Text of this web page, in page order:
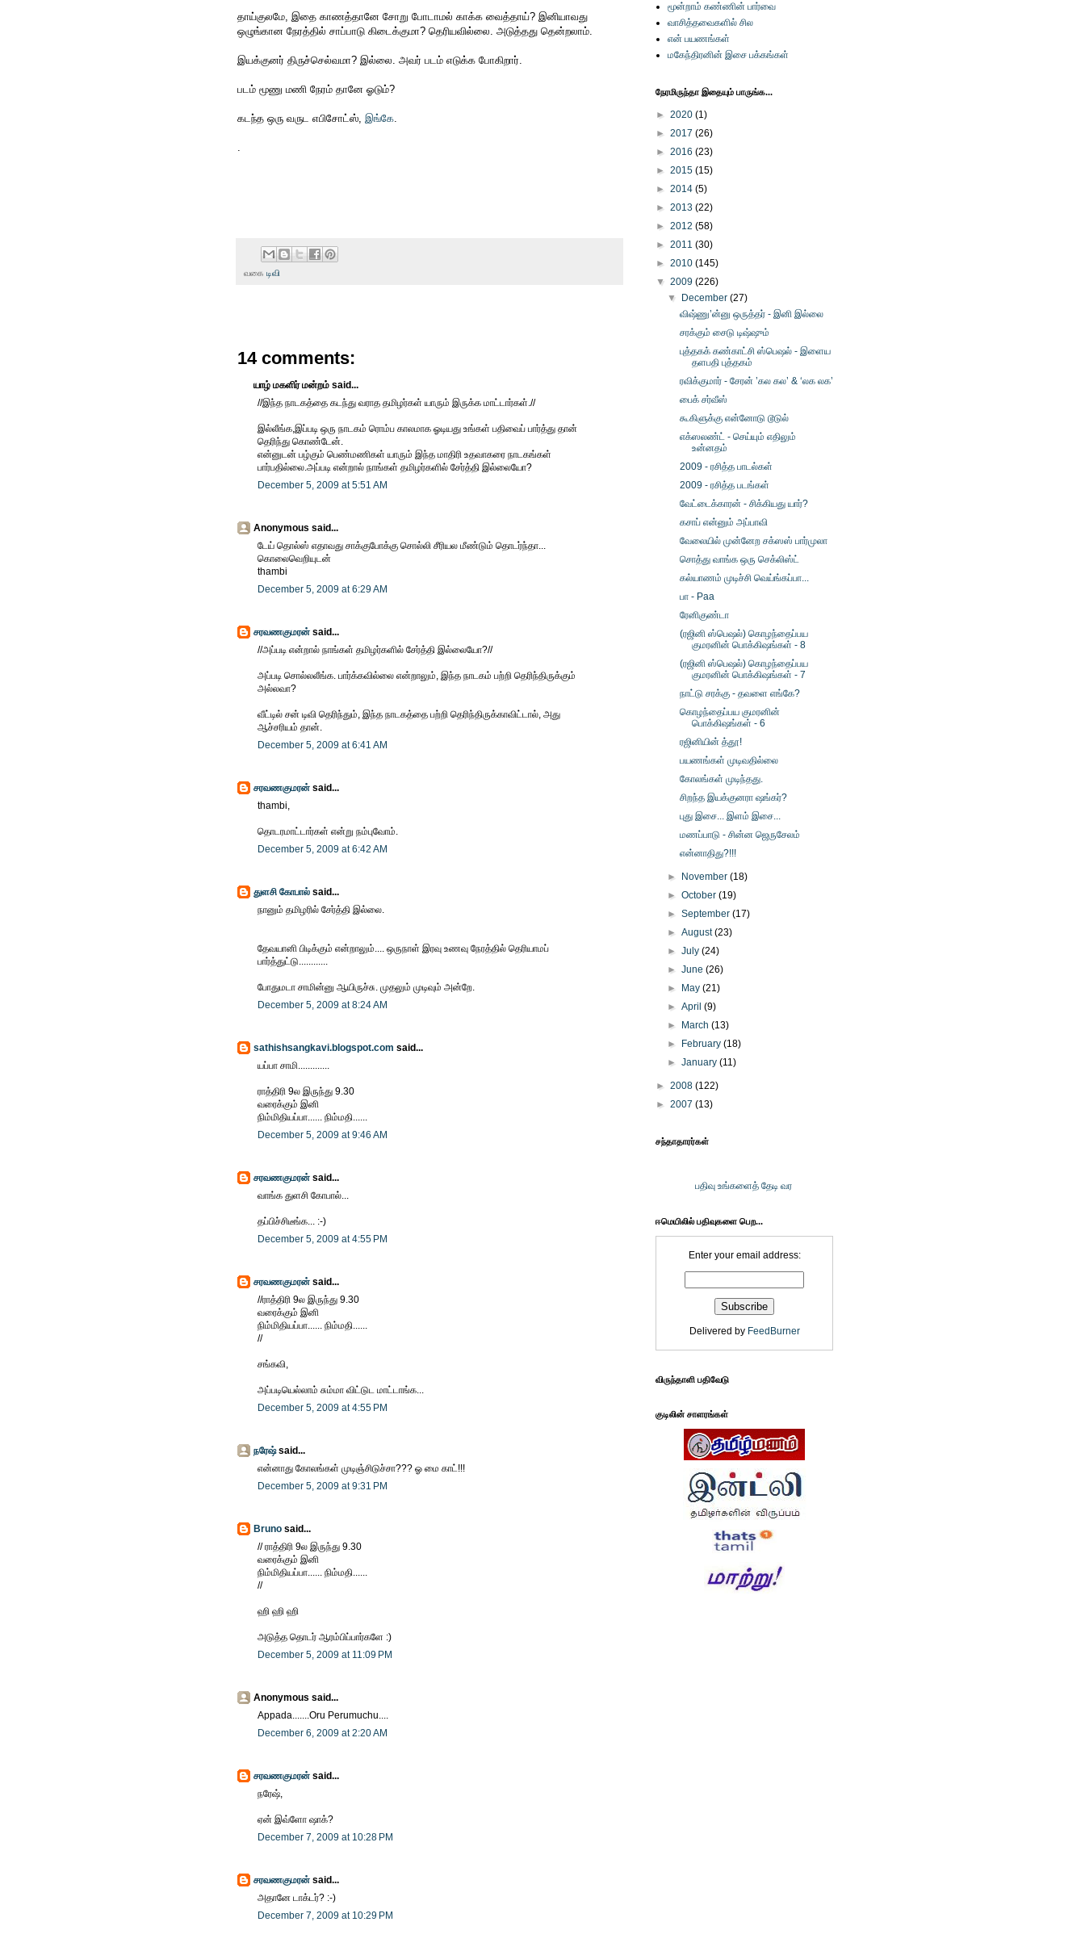
தாய்குலமே, இதை காணத்தானே சோறு போடாமல் காக்க வைத்தாய்? இனியாவது
ஒழுங்கான நேரத்தில் சாப்பாடு கிடைக்குமா? தெரியவில்லை. அடுத்தது தென்றலாம்.
இயக்குனர் திருச்செல்வமா? இல்லை. அவர் படம் எடுக்க போகிறார்.
படம் மூணு மணி நேரம் தானே ஓடும்?
கடந்த ஒரு வருட எபிசோட்ஸ், இங்கே
வகை டிவி
14 comments:
யாழ் மகளிர் மன்றம் said...
//இந்த நாடகத்தை கடந்து வராத தமிழர்கள் யாரும் இருக்க மாட்டார்கள்.//
இல்லீங்க,இப்படி ஒரு நாடகம் ரொம்ப காலமாக ஓடியது உங்கள் பதிவைப் பார்த்து தான்
தெரிந்து கொண்டேன்.
என்னுடன் பழ்கும் பெண்மணிகள் யாரும் இந்த மாதிரி உதவாகரை நாடகங்கள்
பார்பதில்லை.அப்படி என்றால் நாங்கள் தமிழர்களில் சேர்த்தி இல்லையோ?
December 5, 2009 at 5:51 AM
Anonymous said...
டேய் தொல்ஸ் எதாவது சாக்குபோக்கு சொல்லி சீரியல மீண்டும் தொடர்ந்தா...
கொலைவெறியுடன்
thambi
December 5, 2009 at 6:29 AM
சரவணகுமரன் said...
//அப்படி என்றால் நாங்கள் தமிழர்களில் சேர்த்தி இல்லையோ?//
அப்படி சொல்லலீங்க. பார்க்கவில்லை என்றாலும், இந்த நாடகம் பற்றி தெரிந்திருக்கும்
அல்லவா?
வீட்டில் சன் டிவி தெரிந்தும், இந்த நாடகத்தை பற்றி தெரிந்திருக்காவிட்டால், அது
ஆச்சரியம் தான்.
December 5, 2009 at 6:41 AM
சரவணகுமரன் said...
thambi,
தொடரமாட்டார்கள் என்று நம்புவோம்.
December 5, 2009 at 6:42 AM
துளசி கோபால் said...
நானும் தமிழரில் சேர்த்தி இல்லை.
தேவயானி பிடிக்கும் என்றாலும்.... ஒருநாள் இரவு உணவு நேரத்தில் தெரியாமப்
பார்த்துட்டு............
போதுமடா சாமின்னு ஆயிருச்சு. முதலும் முடிவும் அன்றே.
December 5, 2009 at 8:24 AM
sathishsangkavi.blogspot.com said...
யப்பா சாமி.............
ராத்திரி 9ல இருந்து 9.30
வரைக்கும் இனி
நிம்மிதியப்பா...... நிம்மதி......
December 5, 2009 at 9:46 AM
சரவணகுமரன் said...
வாங்க துளசி கோபால்...
தப்பிச்சிடீங்க... :-)
December 5, 2009 at 4:55 PM
சரவணகுமரன் said...
//ராத்திரி 9ல இருந்து 9.30
வரைக்கும் இனி
நிம்மிதியப்பா...... நிம்மதி......
//
சங்கவி,
அப்படியெல்லாம் சும்மா விட்டுட மாட்டாங்க...
December 5, 2009 at 4:55 PM
நரேஷ்said...
என்னாது கோலங்கள் முடிஞ்சிடுச்சா??? ஓ மை காட்!!!
December 5, 2009 at 9:31 PM
Bruno said...
// ராத்திரி 9ல இருந்து 9.30
வரைக்கும் இனி
நிம்மிதியப்பா...... நிம்மதி......
//
ஹி ஹி ஹி
அடுத்த தொடர் ஆரம்பிப்பார்களே :)
December 5, 2009 at 11:09 PM
Anonymous said...
Appada.......Oru Perumuchu....
December 6, 2009 at 2:20 AM
சரவணகுமரன் said...
நரேஷ்,
ஏன் இவ்ளோ ஷாக்?
December 7, 2009 at 10:28 PM
சரவணகுமரன் said...
அதானே டாக்டர்? :-)
December 7, 2009 at 10:29 PM
மூன்றாம் கண்ணின் பார்வை
வாசித்தவைகளில் சில
என் பயணங்கள்
மகேந்திரனின் இசை பக்கங்கள்
நேரமிருந்தா இதையும் பாருங்க...
► 2020 (1)
► 2017 (26)
► 2016 (23)
► 2015 (15)
► 2014 (5)
► 2013 (22)
► 2012 (58)
► 2011 (30)
► 2010 (145)
▼ 2009 (226)
▼
December(27)
விஷ்ணு’ன்னு ஒருத்தர் - இனி இல்லை
சரக்கும் சைடு டிஷ்ஷும்
புத்தகக் கண்காட்சி ஸ்பெஷல் - இளைய
தளபதி புத்தகம்
ரவிக்குமார் - சேரன் ’கல கல’ & ‘லக லக’
பைக் சர்வீஸ்
கூகிளுக்கு என்னோடு டூடுல்
எக்ஸலண்ட் - செய்யும் எதிலும்
உன்னதம்
2009 - ரசித்த பாடல்கள்
2009 - ரசித்த படங்கள்
வேட்டைக்காரன் - சிக்கியது யார்?
கசாப் என்னும் அப்பாவி
வேலையில் முன்னேற சக்ஸஸ் பார்முலா
சொத்து வாங்க ஒரு செக்லிஸ்ட்
கல்யாணம் முடிச்சி வெய்ங்கப்பா...
பா - Paa
ரேனிகுண்டா
(ரஜினி ஸ்பெஷல்) கொழந்தைப்பய
குமரனின் பொக்கிஷங்கள் - 8
(ரஜினி ஸ்பெஷல்) கொழந்தைப்பய
குமரனின் பொக்கிஷங்கள் - 7
நாட்டு சரக்கு - தவளை எங்கே?
கொழந்தைப்பய குமரனின்
பொக்கிஷங்கள் - 6
ரஜினியின் த்தூ!
பயணங்கள் முடிவதில்லை
கோலங்கள் முடிந்தது.
சிறந்த இயக்குனரா ஷங்கர்?
புது இசை... இளம் இசை...
மணப்பாடு - சின்ன ஜெருசேலம்
என்னாதிது?!!!
► November(18)
►October(19)
►September(17)
►August(23)
►July(24)
►June(26)
►
May(21)
►April(9)
►
March(13)
►
February(18)
►January(11)
► 2008 (122)
► 2007 (13)
சந்தாதாரர்கள்
பதிவு உங்களைத் தேடி வர
ஈமெயிலில் பதிவுகளை பெற...
Enter your email address:
Delivered by FeedBurner
விருந்தாளி பதிவேடு
குடிலின் சாளரங்கள்